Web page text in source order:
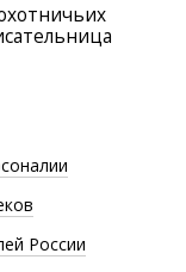
России